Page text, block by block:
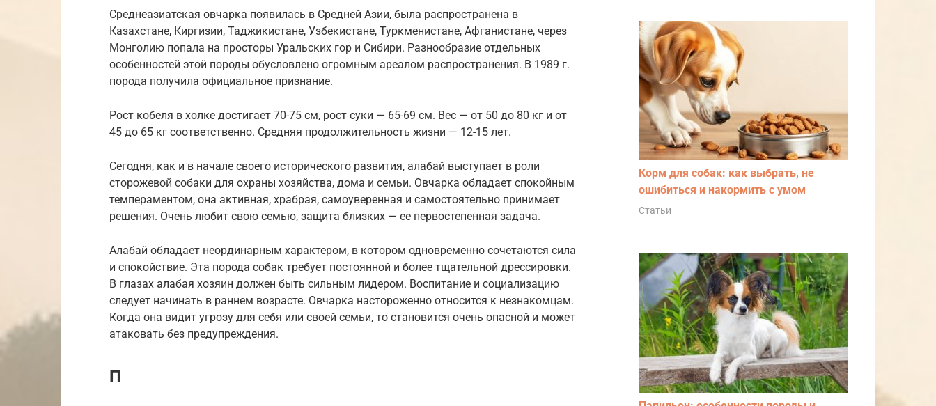
Среднеазиатская овчарка появилась в Средней Азии, была распространена в
Казахстане, Киргизии, Таджикистане, Узбекистане, Туркменистане, Афганистане, через
Монголию попала на просторы Уральских гор и Сибири. Разнообразие отдельных
особенностей этой породы обусловлено огромным ареалом распространения. В 1989 г.
порода получила официальное признание.
Рост кобеля в холке достигает 70-75 см, рост суки — 65-69 см. Вес — от 50 до 80 кг и от
45 до 65 кг соответственно. Средняя продолжительность жизни — 12-15 лет.
Сегодня, как и в начале своего исторического развития, алабай выступает в роли
сторожевой собаки для охраны хозяйства, дома и семьи. Овчарка обладает спокойным
темпераментом, она активная, храбрая, самоуверенная и самостоятельно принимает
решения. Очень любит свою семью, защита близких — ее первостепенная задача.
Алабай обладает неординарным характером, в котором одновременно сочетаются сила
и спокойствие. Эта порода собак требует постоянной и более тщательной дрессировки.
В глазах алабая хозяин должен быть сильным лидером. Воспитание и социализацию
следует начинать в раннем возрасте. Овчарка настороженно относится к незнакомцам.
Когда она видит угрозу для себя или своей семьи, то становится очень опасной и может
атаковать без предупреждения.
П
Корм для собак: как выбрать, не
ошибиться и накормить с умом
Статьи